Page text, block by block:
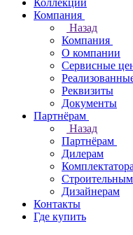
Коллекции
Компания
Назад
Компания
О компании
Сервисные
Реквизиты
Документы
Партнёрам
Назад
Партнёрам
Дилерам
Дизайнерам
Контакты
Где купить